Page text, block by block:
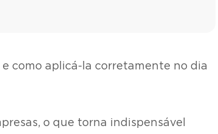
e como aplicá-la corretamente no dia
o que torna indispensável